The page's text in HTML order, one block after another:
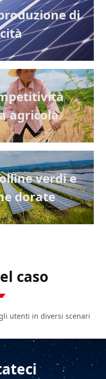
di
agricola
verdi e
dorate
caso
utenti in diversi scenari